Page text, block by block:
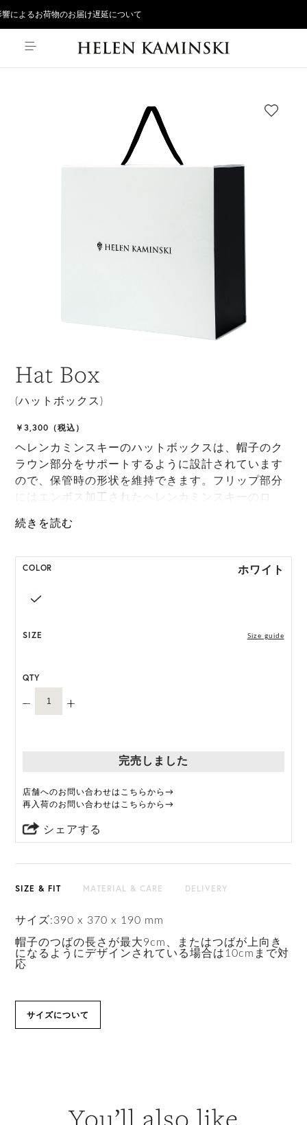
によるお荷物のお届け遅延について
Hat Box
(ハットボックス)
￥3,300（税込）
ヘレンカミンスキーのハットボックスは、帽子のク
ラウン部分をサポートするように設計されています
ので、保管時の形状を維持できます。フリップ部分
にはエンボス加工されたヘレンカミンスキーのロ
た。このハットボックスはつばの長さが最大9cm、
る場合は10cmまで対応しています。ご友人や愛する
COLOR ホワイト
SIZE Size guide
QTY
完売しました
店舗へのお問い合わせはこちらから→
再入荷のお問い合わせはこちらから→
シェアする
SIZE & FIT MATERIAL & CARE DELIVERY
サイズ:390 x 370 x 190 mm
帽子のつばの長さが最大9cm、またはつばが上向き
になるようにデザインされている場合は10cmまで対
応
サイズについて
You’ll also like